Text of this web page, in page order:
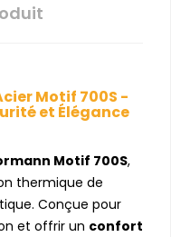
Motif 700S -
et Élégance
Motif 700S,
thermique de
Conçue pour
et offrir un confort